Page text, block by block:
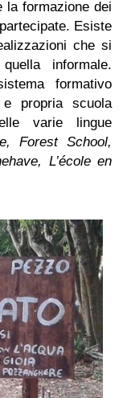
la formazione dei
Esiste
che si
informale.
formativo
propria scuola
varie lingue
Forest School,
L’école en